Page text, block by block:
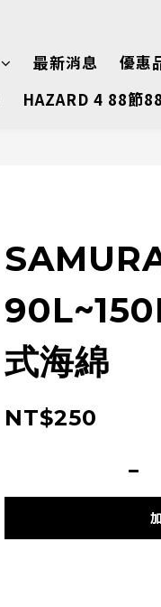
最新消息 優惠
HAZARD 4 88節
式海綿
NT$250